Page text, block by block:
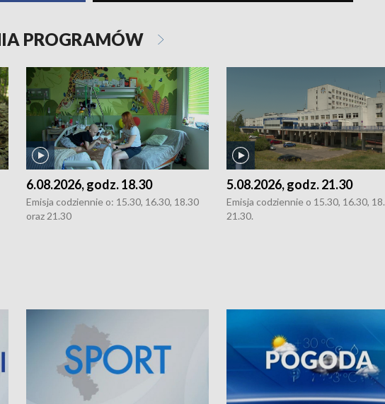
PROGRAMÓW
6.08.2026, godz. 18.30
Emisja codziennie o: 15.30, 16.30, 18.30
oraz 21.30
5.08.2026, godz. 21.30
Emisja codziennie o 15.30, 16.30,
21.30.